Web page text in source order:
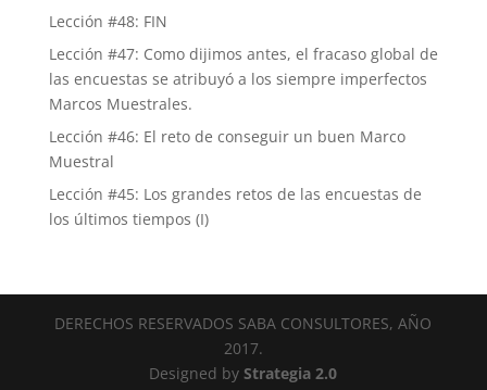
Lección #48: FIN
Lección #47: Como dijimos antes, el fracaso global de
las encuestas se atribuyó a los siempre imperfectos
Marcos Muestrales.
Lección #46: El reto de conseguir un buen Marco
Muestral
Lección #45: Los grandes retos de las encuestas de
los últimos tiempos (I)
DERECHOS RESERVADOS SABA CONSULTORES, AÑO
2017.
Designed byStrategia 2.0